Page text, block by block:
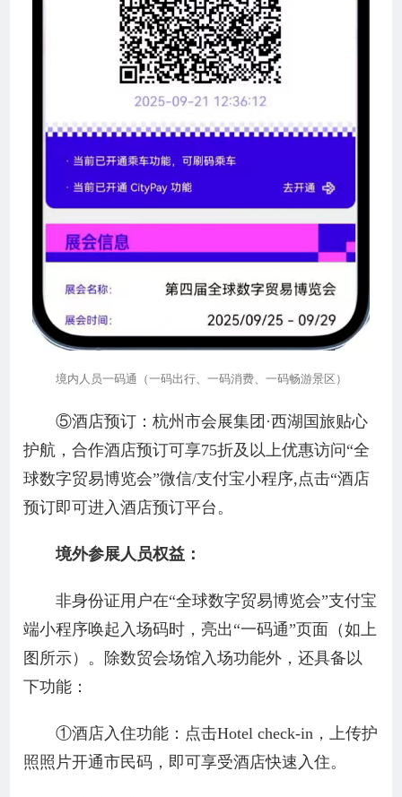
境内人员一码通（一码出行、一码消费、一码畅游景区）
⑤酒店预订：杭州市会展集团·西湖国旅贴心
护航，合作酒店预订可享75折及以上优惠访问“全
球数字贸易博览会”微信/支付宝小程序,点击“酒店
预订即可进入酒店预订平台。
境外参展人员权益：
非身份证用户在“全球数字贸易博览会”支付宝
端小程序唤起入场码时，亮出“一码通”页面（如上
图所示）。除数贸会场馆入场功能外，还具备以
下功能：
①酒店入住功能：点击Hotel check-in，上传护
照照片开通市民码，即可享受酒店快速入住。